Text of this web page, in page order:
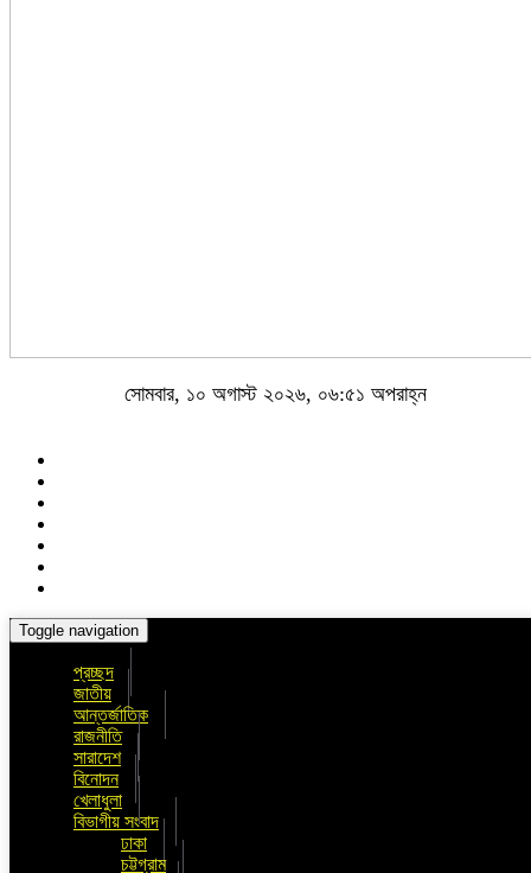
সোমবার, ১০ অগাস্ট ২০২৬, ০৬:৫১ অপরাহ্ন
Toggle navigation
প্রচ্ছদ
জাতীয়
আন্তর্জাতিক
রাজনীতি
সারাদেশ
বিনোদন
খেলাধুলা
বিভাগীয় সংবাদ
ঢাকা
চট্টগ্রাম